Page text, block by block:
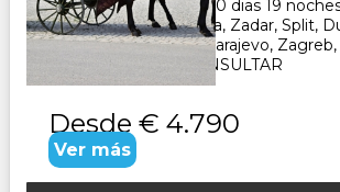
Paquete Turistico de 20 dias 19
Viena, Ljubljana, Opatija, Zadar, Split,
Medjurgorje, Mostar, Sarajevo,
Bratislava y Praga CONSULTAR
Desde € 4.790
Ver más